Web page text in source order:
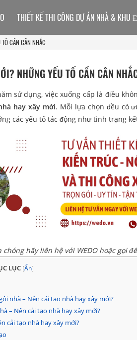
CẦN CÂN NHẮC
NHỮNG YẾU TỐ CẦN CÂN
sử dụng, việc xuống cấp là điều
hay xây mới. Mỗi lựa chọn đều có
các yếu tố tác động như tình trạng
hãy liên hệ với WEDO hoặc gọi
LỤC [Ẩn]
nhà – Nên cải tạo nhà hay xây mới?
– Nên cải tạo nhà hay xây mới?
cải tạo nhà hay xây mới?
THIẾT KẾ THI CÔNG DỰ ÁN NHÀ & KHU